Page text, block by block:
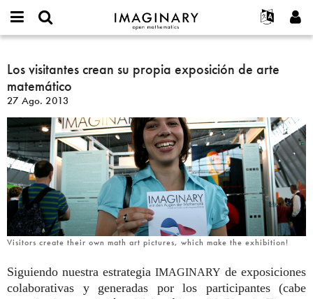
IMAGINARY
open
Français
Español
Türkçe
Programas
Películas
Textos
Exposiciones
Más...
Proyectos
or
username
*
Contraseña
*
Crear nueva cuenta
Solicitar una nueva contraseña
Buscar
Los
visitantes
crean
su
propia
exposición
de
arte
matemático
Los visitantes crean su propia exposición de arte
matemático
27 Ago. 2013
Visitors create their own math art pictures, which make the exhibition!
Siguiendo nuestra estrategia IMAGINARY de exposiciones
colaborativas y generadas por los participantes (cabe